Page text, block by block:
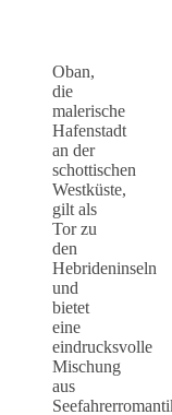
Oban,
die
malerische
Hafenstadt
an der
schottischen
Westküste,
gilt als
Tor zu
den
Hebrideninseln
und
bietet
eine
eindrucksvolle
Mischung
aus